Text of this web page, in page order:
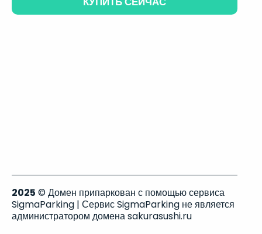
2025 © Домен припаркован с помощью сервиса
SigmaParking | Сервис SigmaParking не является
администратором домена sakurasushi.ru